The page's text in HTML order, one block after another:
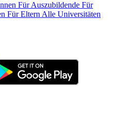
Für Auszubildende Für
Für Eltern Alle Universitäten